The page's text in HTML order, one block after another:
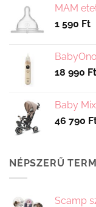
MAM
1 590 Ft
18 990 Ft
Baby
46 790
NÉPSZERŰ
Scamp